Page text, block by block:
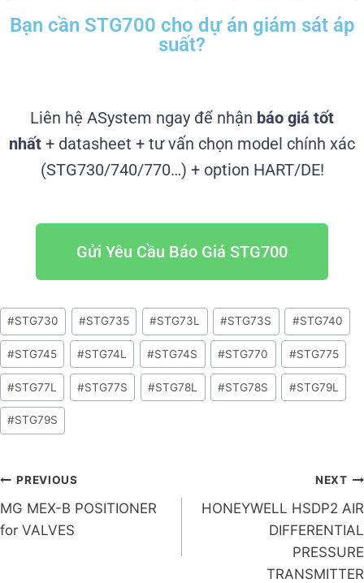
Bạn cần STG700 cho dự án giám sát áp
suất?
Liên hệ ASystem ngay để nhận báo giá tốt
nhất + datasheet + tư vấn chọn model chính xác
(STG730/740/770…) + option HART/DE!
Gửi Yêu Cầu Báo Giá STG700
#STG730 #STG735 #STG73L #STG73S #STG740
#STG745 #STG74L #STG74S #STG770 #STG775
#STG77L #STG77S #STG78L #STG78S #STG79L
#STG79S
PREVIOUS
MG MEX-B POSITIONER
for VALVES
NEXT
HONEYWELL HSDP2 AIR
DIFFERENTIAL
PRESSURE
TRANSMITTER